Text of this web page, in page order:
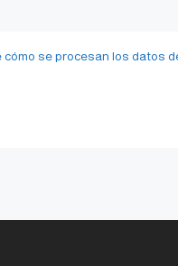
cómo se procesan los datos